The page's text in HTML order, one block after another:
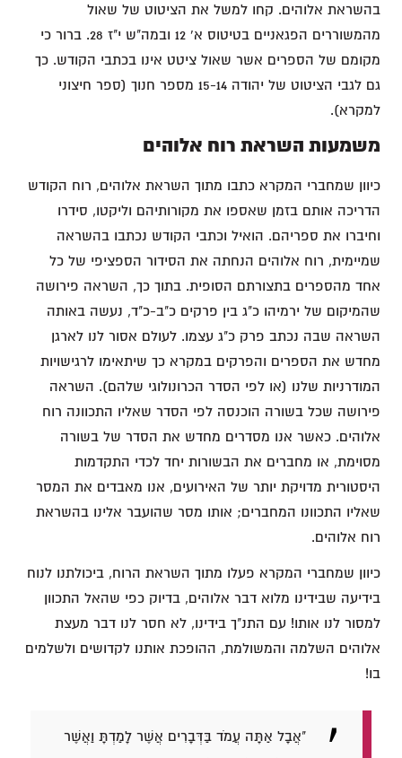
בהשראת אלוהים. קחו למשל את הציטוט של שאול
מהמשוררים הפגאניים בטיטוס א' 12 ובמה"ש י"ז 28. ברור כי
מקומם של הספרים אשר שאול ציטט אינו בכתבי הקודש. כך
גם לגבי הציטוט של יהודה 15-14 מספר חנוך (ספר חיצוני
למקרא).
משמעות השראת רוח אלוהים
כיוון שמחברי המקרא כתבו מתוך השראת אלוהים, רוח הקודש
הדריכה אותם בזמן שאספו את מקורותיהם וליקטו, סידרו
וחיברו את ספריהם. הואיל וכתבי הקודש נכתבו בהשראה
שמיימית, רוח אלוהים הנחתה את הסידור הספציפי של כל
אחד מהספרים בתצורתם הסופית. בתוך כך, השראה פירושה
שהמיקום של ירמיהו כ"ג בין פרקים כ"ב-כ"ד, נעשה באותה
השראה שבה נכתב פרק כ"ג עצמו. לעולם אסור לנו לארגן
מחדש את הספרים והפרקים במקרא כך שיתאימו לרגישויות
המודרניות שלנו (או לפי הסדר הכרונולוגי שלהם). השראה
פירושה שכל בשורה הוכנסה לפי הסדר שאליו התכוונה רוח
אלוהים. כאשר אנו מסדרים מחדש את הסדר של בשורה
מסוימת, או מחברים את הבשורות יחד לכדי התקדמות
היסטורית מדויקת יותר של האירועים, אנו מאבדים את המסר
שאליו התכוונו המחברים; אותו מסר שהועבר אלינו בהשראת
רוח אלוהים.
כיוון שמחברי המקרא פעלו מתוך השראת הרוח, ביכולתנו לנוח
בידיעה שבידינו מלוא דבר אלוהים, בדיוק כפי שהאל התכוון
למסור לנו אותו! עם התנ"ך בידינו, לא חסר לנו דבר מעצת
אלוהים השלמה והמשולמת, ההופכת אותנו לקדושים ולשלמים
בו!
"אֲבָל אַתָּה עֲמֹד בַּדְּבָרִים אֲשֶׁר לָמַדְתָּ וַאֲשֶׁר